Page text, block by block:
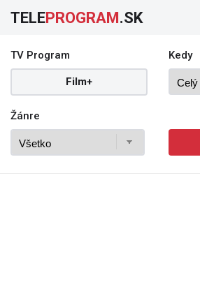
TELEPROGRAM.SK
TV Program
Film+
Kedy
Žánre